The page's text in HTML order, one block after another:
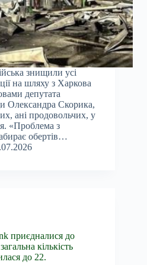
знищили усі
на шляху з Харкова
депутата
Олександра Скорика,
ані продовольчих, у
«Проблема з
обертів…
приєдналися до
кількість
до 22.